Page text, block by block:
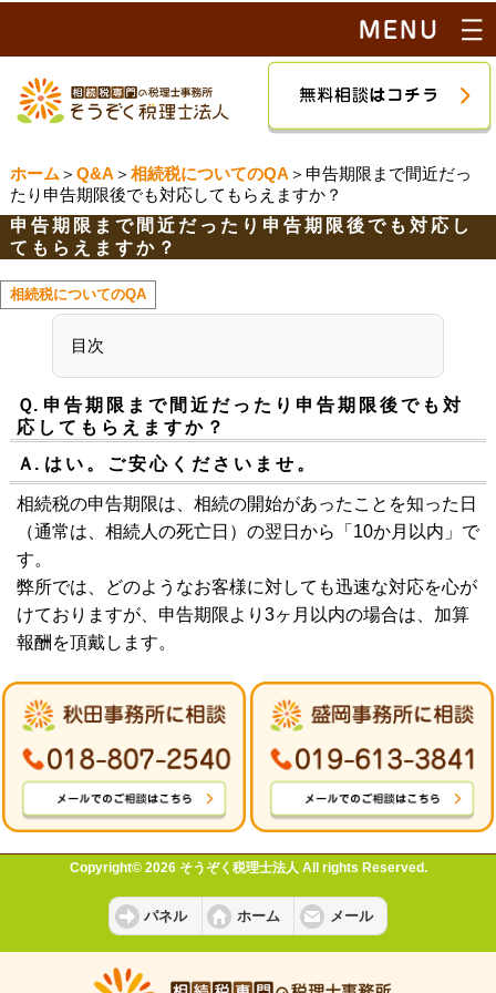
ホーム ＞ Q&A ＞ 相続税についてのQA ＞申告期限まで間近だっ
たり申告期限後でも対応してもらえますか？
申告期限まで間近だったり申告期限後でも対応し
てもらえますか？
相続税についてのQA
目次
Ｑ. 申告期限まで間近だったり申告期限後でも対
応してもらえますか？
Ａ. はい。ご安心くださいませ。
相続税の申告期限は、相続の開始があったことを知った日
（通常は、相続人の死亡日）の翌日から「10か月以内」で
す。
弊所では、どのようなお客様に対しても迅速な対応を心が
けておりますが、申告期限より3ヶ月以内の場合は、加算
報酬を頂戴します。
Copyright© 2026 そうぞく税理士法人 All rights Reserved.
パネル ホーム メール